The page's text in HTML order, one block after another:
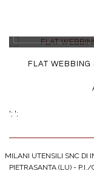
FLAT WEBBING
'; ';
MILANI UTENSILI SNC DI
PIETRASANTA (LU) -